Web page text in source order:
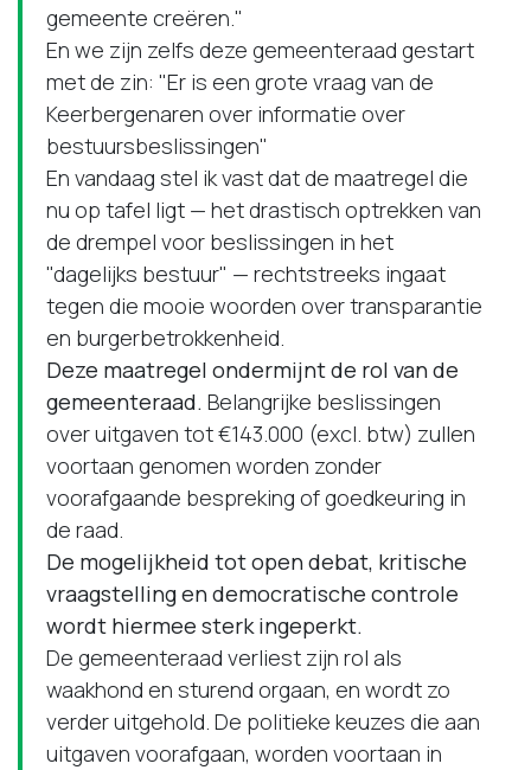
gemeente creëren."
En we zijn zelfs deze gemeenteraad gestart
met de zin: "Er is een grote vraag van de
Keerbergenaren over informatie over
bestuursbeslissingen"
En vandaag stel ik vast dat de maatregel die
nu op tafel ligt — het drastisch optrekken van
de drempel voor beslissingen in het
"dagelijks bestuur" — rechtstreeks ingaat
tegen die mooie woorden over transparantie
en burgerbetrokkenheid.
Deze maatregel ondermijnt de rol van de
gemeenteraad. Belangrijke beslissingen
over uitgaven tot €143.000 (excl. btw) zullen
voortaan genomen worden zonder
voorafgaande bespreking of goedkeuring in
de raad.
De mogelijkheid tot open debat, kritische
vraagstelling en democratische controle
wordt hiermee sterk ingeperkt.
De gemeenteraad verliest zijn rol als
waakhond en sturend orgaan, en wordt zo
verder uitgehold. De politieke keuzes die aan
uitgaven voorafgaan, worden voortaan in